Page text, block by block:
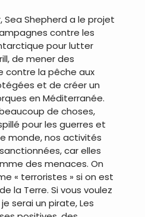
Sea Shepherd a le projet
contre les
pour lutter
de mener des
contre la pêche aux
et de créer un
en Méditerranée.
de choses,
pour les guerres et
monde, nos activités
car elles
des menaces. On
« terroristes » si on est
la Terre. Si vous voulez
serai un pirate, Les